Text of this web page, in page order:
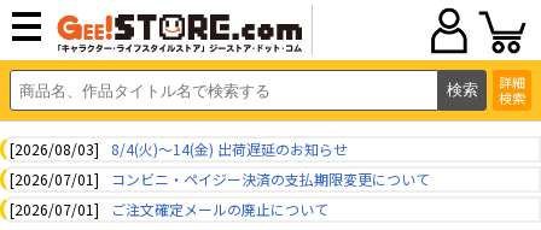
詳細
検索
[2026/08/03]
8/4(火)～14(金) 出荷遅延のお知らせ
[2026/07/01]
コンビニ・ペイジー決済の支払期限変更について
[2026/07/01]
ご注文確定メールの廃止について